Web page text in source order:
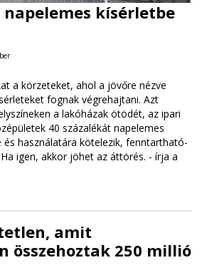
napelemes kísérletbe
a körzeteket, ahol a jövőre nézve
fognak végrehajtani. Azt
a lakóházak ötödét, az ipari
40 százalékát napelemes
és használatára kötelezik, fenntartható-
igen, akkor jöhet az áttörés. - írja a
amit
összehoztak 250 millió